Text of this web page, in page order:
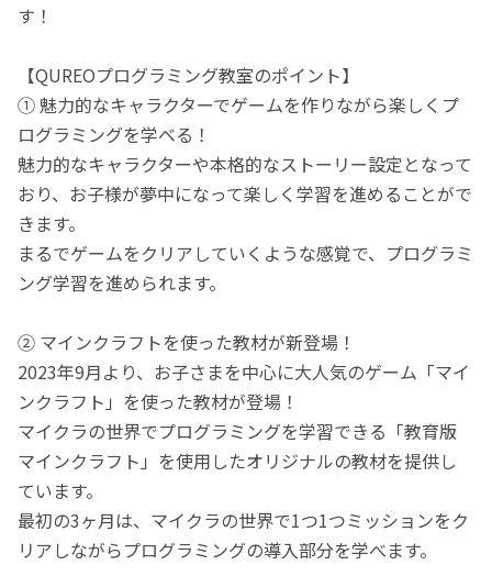
す！
【QUREOプログラミング教室のポイント】
① 魅力的なキャラクターでゲームを作りながら楽しくプ
ログラミングを学べる！
魅力的なキャラクターや本格的なストーリー設定となって
おり、お子様が夢中になって楽しく学習を進めることがで
きます。
まるでゲームをクリアしていくような感覚で、プログラミ
ング学習を進められます。
② マインクラフトを使った教材が新登場！
2023年9月より、お子さまを中心に大人気のゲーム「マイ
ンクラフト」を使った教材が登場！
マイクラの世界でプログラミングを学習できる「教育版
マインクラフト」を使用したオリジナルの教材を提供し
ています。
最初の3ヶ月は、マイクラの世界で1つ1つミッションをク
リアしながらプログラミングの導入部分を学べます。